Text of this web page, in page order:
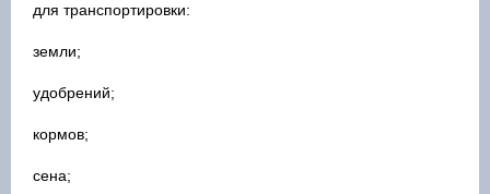
для транспортировки:
земли;
удобрений;
кормов;
сена;